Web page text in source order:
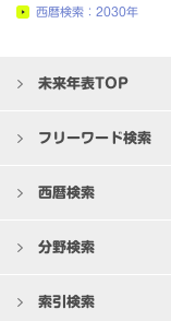
西暦検索：2030年
未来年表TOP
フリーワード検索
西暦検索
分野検索
索引検索